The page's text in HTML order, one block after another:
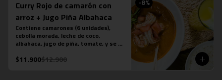
-8%
Curry Rojo de camarón con
arroz + Jugo Piña Albahaca
Contiene camarones (6 unidades),
cebolla morada, leche de coco,
albahaca, jugo de piña, tomate, y se
jazmín. (contiene salsa de pescado).
$11.900$12.900